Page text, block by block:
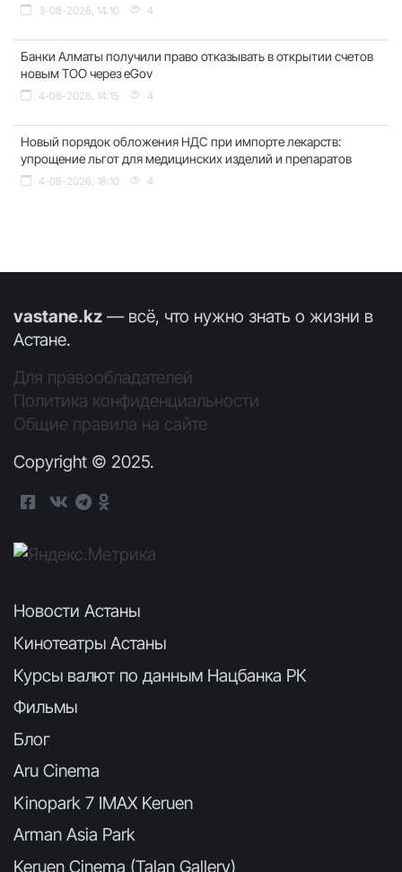
3-08-2026, 14:10 4
Банки Алматы получили право отказывать в открытии счетов
новым ТОО через eGov
4-08-2026, 14:15 4
Новый порядок обложения НДС при импорте лекарств:
упрощение льгот для медицинских изделий и препаратов
4-08-2026, 18:10 4
vastane.kz — всё, что нужно знать о жизни в
Астане.
Для правообладателей
Политика конфиденциальности
Общие правила на сайте
Copyright © 2025.
Новости Астаны
Кинотеатры Астаны
Курсы валют по данным Нацбанка РК
Фильмы
Блог
Aru Cinema
Kinopark 7 IMAX Keruen
Arman Asia Park
Keruen Cinema (Talan Gallery)